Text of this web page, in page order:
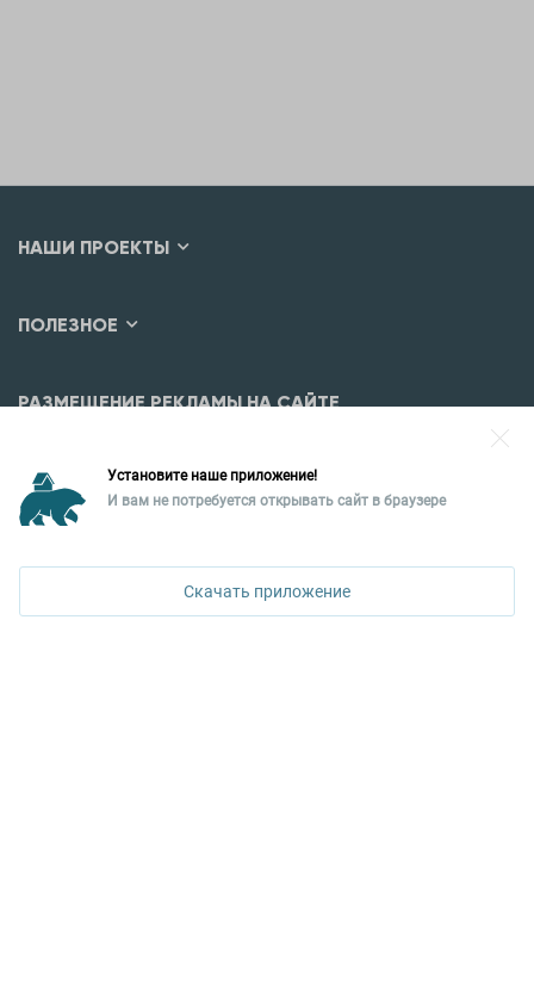
НАШИ ПРОЕКТЫ
ПОЛЕЗНОЕ
РАЗМЕЩЕНИЕ РЕКЛАМЫ НА САЙТЕ
Уральская палата недвижимости
ул. Горького, 65, 0 подъезд, 3 этаж
Установите наше приложение!
И вам не потребуется открывать сайт в браузере
Скачать приложение